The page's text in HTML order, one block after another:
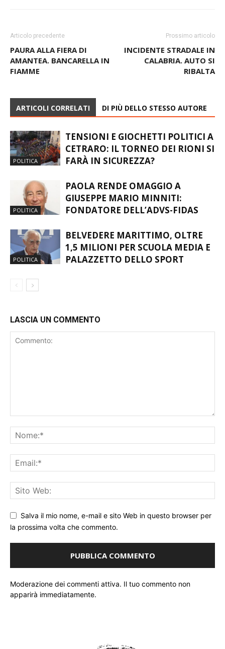
Articolo precedente
PAURA ALLA FIERA DI
AMANTEA. BANCARELLA IN
FIAMME
Prossimo articolo
INCIDENTE STRADALE IN
CALABRIA. AUTO SI
RIBALTA
ARTICOLI CORRELATI DI PIÙ DELLO STESSO AUTORE
POLITICA
TENSIONI E GIOCHETTI POLITICI A
CETRARO: IL TORNEO DEI RIONI SI
FARÀ IN SICUREZZA?
POLITICA
PAOLA RENDE OMAGGIO A
GIUSEPPE MARIO MINNITI:
FONDATORE DELL’ADVS-FIDAS
POLITICA
BELVEDERE MARITTIMO, OLTRE
1,5 MILIONI PER SCUOLA MEDIA E
PALAZZETTO DELLO SPORT
LASCIA UN COMMENTO
Salva il mio nome, e-mail e sito Web in questo browser per
la prossima volta che commento.
Moderazione dei commenti attiva. Il tuo commento non
apparirà immediatamente.